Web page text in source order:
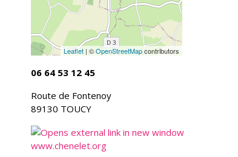
Leaflet | ©OpenStreetMapcontributors
06 64 53 12 45
Route de Fontenoy
89130 TOUCY
www.chenelet.org